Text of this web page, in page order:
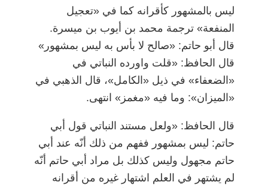
ليس بالمشهور كأقرانه كما في «تعجيل
المنفعة» ترجمة محمد بن أيوب بن ميسرة.
قال أبو حاتم: «صالح لا بأس به ليس بمشهور»
قال الحافظ: «قلت واورده النباتي في
«الضعفاء» في ذيل «الكامل»، قال الذهبي في
«الميزان»: وما فيه «مغمز» انتهى.
قال الحافظ: «ولعل مستند النباتي قول أبي
حاتم: ليس بمشهور ففهم من ذلك أنّه عند أبي
حاتم مجهول وليس كذلك بل مراد أبي حاتم أنّه
لم يشتهر في العلم اشتهار غيره من أقرانه